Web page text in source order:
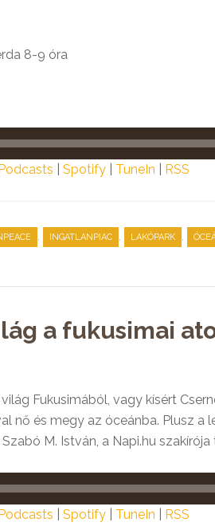
8-9 óra
Spotify TuneIn RSS
, INGATLANPIAC , LAKÓPARK ,
a fukusimai
Fukusimából, vagy kísért
nő és megy az óceánba. Plusz
M. István, a Napi.hu
Spotify TuneIn RSS